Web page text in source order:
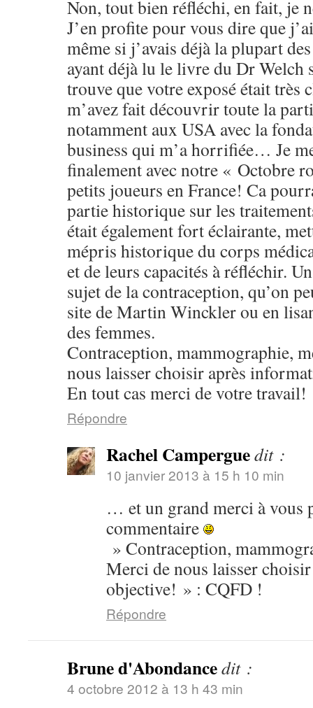
Non, tout bien réfléchi, en fait, je
J’en profite pour vous dire que
même si j’avais déjà la plupart
ayant déjà lu le livre du Dr Welch
trouve que votre exposé était très
m’avez fait découvrir toute la
notamment aux USA avec la
business qui m’a horrifiée… Je
finalement avec notre « Octobre
petits joueurs en France! Ca
partie historique sur les
était également fort éclairante,
mépris historique du corps
et de leurs capacités à réfléchir.
sujet de la contraception, qu’on
site de Martin Winckler ou en
des femmes.
Contraception, mammographie,
nous laisser choisir après
En tout cas merci de votre travail!
Répondre
Rachel Camperguedit :
10 janvier 2013 à 15 h 10 min
… et un grand merci à vous
commentaire
» Contraception,
Merci de nous laisser
objective! » : CQFD !
Répondre
Brune d'Abondancedit :
4 octobre 2012 à 13 h 43 min